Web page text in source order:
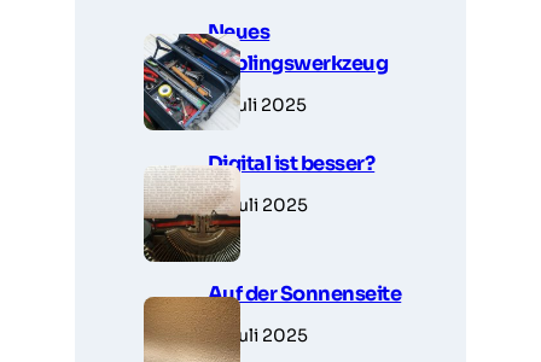
Neues
Lieblingswerkzeug
7. Juli 2025
Digital ist besser?
6. Juli 2025
Auf der Sonnenseite
5. Juli 2025